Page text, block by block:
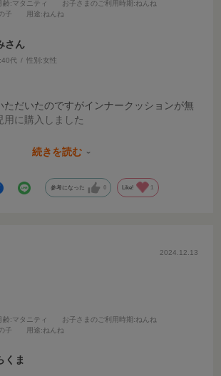
齢:マタニティ お子さまのご利用時期 :ねんね
子 用途:ねんね
さん
40代 性別:女性
ただいたのですがインナークッションが無
用に購入しました
で新品なので新生児の赤ちゃんにも安心で
続きを読む
参考になった 0 Like! 1
2024.12.13
齢:マタニティ お子さまのご利用時期 :ねんね
子 用途:ねんね
くま